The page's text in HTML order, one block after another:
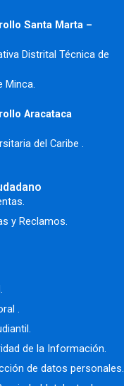
Santa Marta –
Distrital Técnica de
Minca.
Aracataca
del Caribe .
y Reclamos.
.
de la Información.
de datos personales.